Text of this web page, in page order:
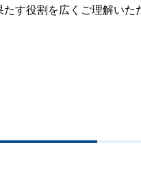
す役割を広くご理解い